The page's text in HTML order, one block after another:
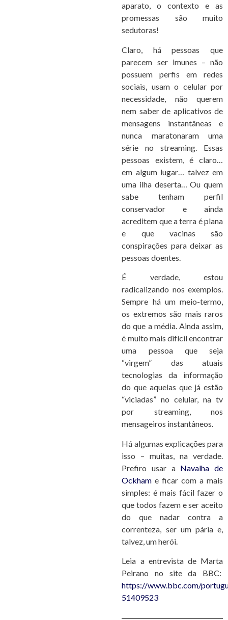
aparato, o contexto e as
promessas são muito
sedutoras!
Claro, há pessoas que
parecem ser imunes – não
possuem perfis em redes
sociais, usam o celular por
necessidade, não querem
nem saber de aplicativos de
mensagens instantâneas e
nunca maratonaram uma
série no streaming. Essas
pessoas existem, é claro…
em algum lugar… talvez em
uma ilha deserta… Ou quem
sabe tenham perfil
conservador e ainda
acreditem que a terra é plana
e que vacinas são
conspirações para deixar as
pessoas doentes.
É verdade, estou
radicalizando nos exemplos.
Sempre há um meio-termo,
os extremos são mais raros
do que a média. Ainda assim,
é muito mais difícil encontrar
uma pessoa que seja
“virgem” das atuais
tecnologias da informação
do que aquelas que já estão
“viciadas” no celular, na tv
por streaming, nos
mensageiros instantâneos.
Há algumas explicações para
isso – muitas, na verdade.
Prefiro usar a Navalha de
Ockham e ficar com a mais
simples: é mais fácil fazer o
que todos fazem e ser aceito
do que nadar contra a
correnteza, ser um pária e,
talvez, um herói.
Leia a entrevista de Marta
Peirano no site da BBC:
https://www.bbc.com/
51409523